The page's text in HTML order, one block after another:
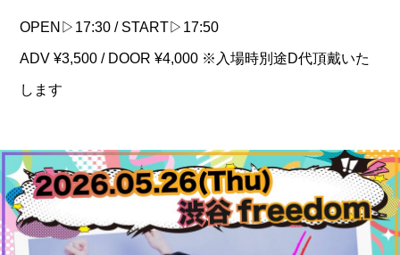
OPEN▷17:30 / START▷17:50
ADV ¥3,500 / DOOR ¥4,000 ※入場時別途D代頂戴いた
します